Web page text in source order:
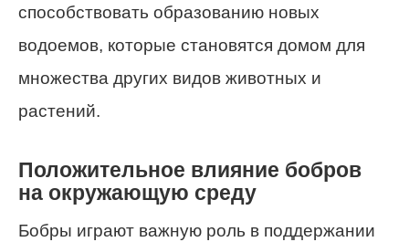
способствовать образованию новых
водоемов, которые становятся домом для
множества других видов животных и
растений.
Положительное влияние бобров
на окружающую среду
Бобры играют важную роль в поддержании